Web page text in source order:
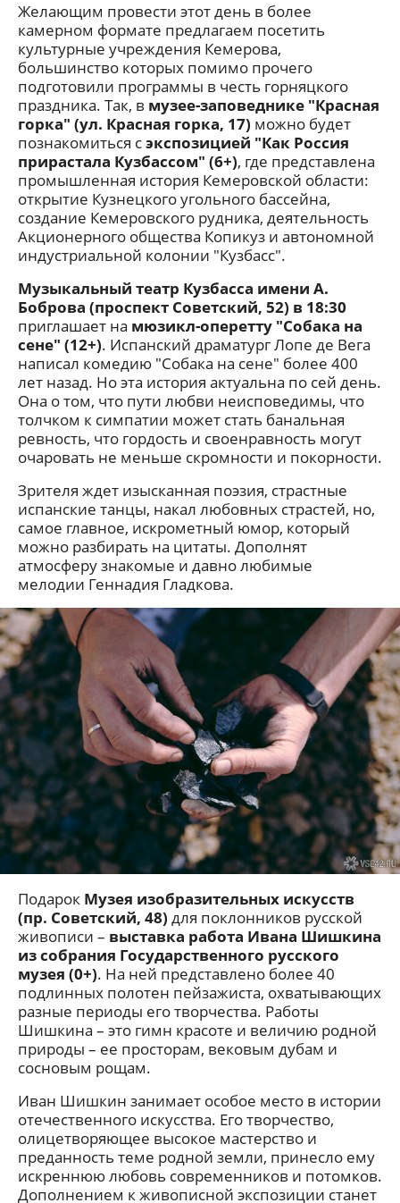
Желающим провести этот день в более
камерном формате предлагаем посетить
культурные учреждения Кемерова,
большинство которых помимо прочего
подготовили программы в честь горняцкого
праздника. Так, в музее-заповеднике "Красная
горка" (ул. Красная горка, 17) можно будет
познакомиться сэкспозицией "Как Россия
прирастала Кузбассом" (6+), где представлена
промышленная история Кемеровской области:
открытие Кузнецкого угольного бассейна,
создание Кемеровского рудника, деятельность
Акционерного общества Копикуз и автономной
индустриальной колонии "Кузбасс".
Музыкальный театр Кузбасса имени А.
Боброва (проспект Советский, 52) в 18:30
приглашает на мюзикл-оперетту "Собака на
сене" (12+). Испанский драматург Лопе де Вега
написал комедию "Собака на сене" более 400
лет назад. Но эта история актуальна по сей день.
Она о том, что пути любви неисповедимы, что
толчком к симпатии может стать банальная
ревность, что гордость и своенравность могут
очаровать не меньше скромности и покорности.
Зрителя ждет изысканная поэзия, страстные
испанские танцы, накал любовных страстей, но,
самое главное, искрометный юмор, который
можно разбирать на цитаты. Дополнят
атмосферу знакомые и давно любимые
мелодии Геннадия Гладкова.
Подарок Музея изобразительных искусств
(пр. Советский, 48) для поклонников русской
живописи – выставка работа Ивана Шишкина
из собрания Государственного русского
музея (0+). На ней представлено более 40
подлинных полотен пейзажиста, охватывающих
разные периоды его творчества. Работы
Шишкина – это гимн красоте и величию родной
природы – ее просторам, вековым дубам и
сосновым рощам.
Иван Шишкин занимает особое место в истории
отечественного искусства. Его творчество,
олицетворяющее высокое мастерство и
преданность теме родной земли, принесло ему
искреннюю любовь современников и потомков.
Дополнением к живописной экспозиции станет